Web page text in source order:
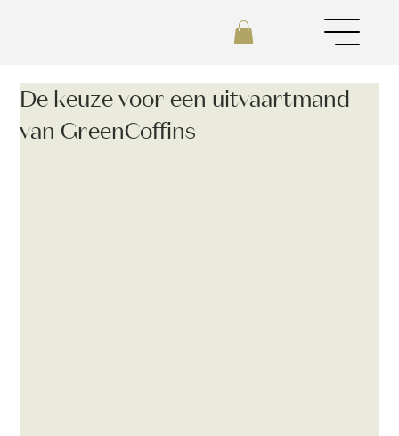
De keuze voor een uitvaartmand
van GreenCoffins